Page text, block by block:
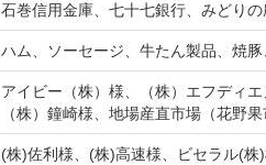
石巻信用金庫、七十七銀行、みどりの
ハム、ソーセージ、牛たん製品、焼豚
アイビー（株）様、（株）エフディ
（株）鐘崎様、地場産直市場（花野
(株)佐利様、(株)高速様、ビセラル(